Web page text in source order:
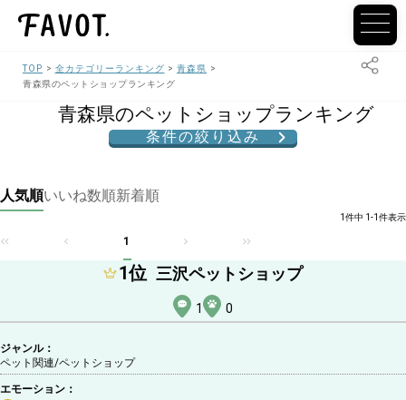
TOP 全カテゴリーランキング
青森県
青森県のペットショップランキング
青森県のペットショップランキング
条件の絞り込み
人気順いいね数順新着順
1件中 1-1件表示
1
1位 三沢ペットショップ
1 0
ジャンル：
ペット関連/ペットショップ
エモーション：